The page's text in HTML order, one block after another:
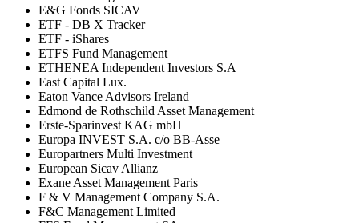
E&G Fonds SICAV
ETF - DB X Tracker
ETF - iShares
ETFS Fund Management
ETHENEA Independent Investors S.A
East Capital Lux.
Eaton Vance Advisors Ireland
Edmond de Rothschild Asset Management
Erste-Sparinvest KAG mbH
Europa INVEST S.A. c/o BB-Asse
Europartners Multi Investment
European Sicav Allianz
Exane Asset Management Paris
F & V Management Company S.A.
F&C Management Limited